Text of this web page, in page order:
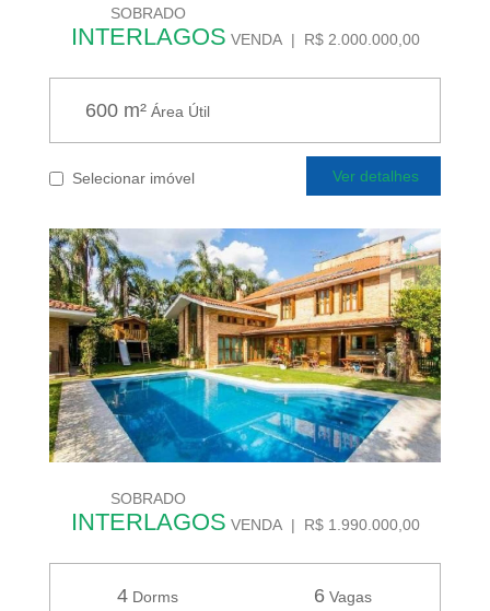
SOBRADO
INTERLAGOS VENDA | R$ 2.000.000,00
600 m² Área Útil
Selecionar imóvel Ver detalhes
SOBRADO
INTERLAGOS VENDA | R$ 1.990.000,00
4 Dorms 6Vagas